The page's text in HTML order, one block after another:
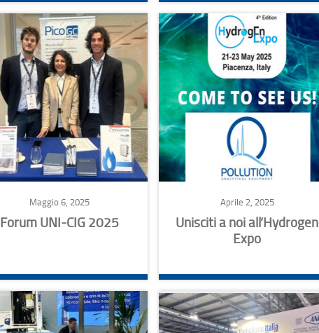
Maggio 6, 2025
Forum UNI-CIG 2025
Aprile 2, 2025
Unisciti a noi all’Hydrogen
Expo